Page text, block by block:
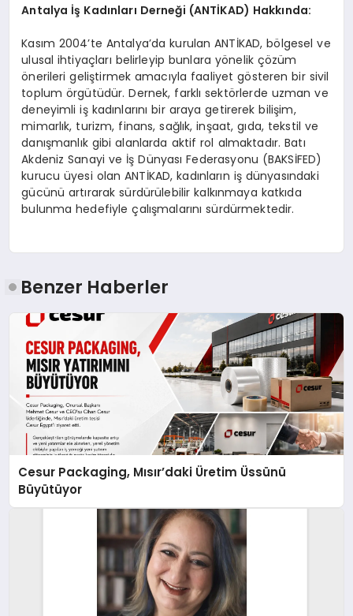
Antalya İş Kadınları Derneği (ANTİKAD) Hakkında:
Kasım 2004’te Antalya’da kurulan ANTİKAD, bölgesel ve
ulusal ihtiyaçları belirleyip bunlara yönelik çözüm
önerileri geliştirmek amacıyla faaliyet gösteren bir sivil
toplum örgütüdür. Dernek, farklı sektörlerde uzman ve
deneyimli iş kadınlarını bir araya getirerek bilişim,
mimarlık, turizm, finans, sağlık, inşaat, gıda, tekstil ve
danışmanlık gibi alanlarda aktif rol almaktadır. Batı
Akdeniz Sanayi ve İş Dünyası Federasyonu (BAKSİFED)
kurucu üyesi olan ANTİKAD, kadınların iş dünyasındaki
gücünü artırarak sürdürülebilir kalkınmaya katkıda
bulunma hedefiyle çalışmalarını sürdürmektedir.
Benzer Haberler
Cesur Packaging, Mısır’daki Üretim Üssünü
Büyütüyor